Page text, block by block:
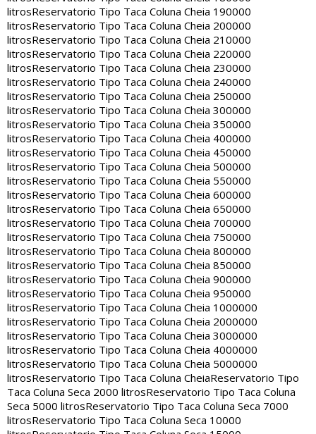
litrosReservatorio Tipo Taca Coluna Cheia 190000
litrosReservatorio Tipo Taca Coluna Cheia 200000
litrosReservatorio Tipo Taca Coluna Cheia 210000
litrosReservatorio Tipo Taca Coluna Cheia 220000
litrosReservatorio Tipo Taca Coluna Cheia 230000
litrosReservatorio Tipo Taca Coluna Cheia 240000
litrosReservatorio Tipo Taca Coluna Cheia 250000
litrosReservatorio Tipo Taca Coluna Cheia 300000
litrosReservatorio Tipo Taca Coluna Cheia 350000
litrosReservatorio Tipo Taca Coluna Cheia 400000
litrosReservatorio Tipo Taca Coluna Cheia 450000
litrosReservatorio Tipo Taca Coluna Cheia 500000
litrosReservatorio Tipo Taca Coluna Cheia 550000
litrosReservatorio Tipo Taca Coluna Cheia 600000
litrosReservatorio Tipo Taca Coluna Cheia 650000
litrosReservatorio Tipo Taca Coluna Cheia 700000
litrosReservatorio Tipo Taca Coluna Cheia 750000
litrosReservatorio Tipo Taca Coluna Cheia 800000
litrosReservatorio Tipo Taca Coluna Cheia 850000
litrosReservatorio Tipo Taca Coluna Cheia 900000
litrosReservatorio Tipo Taca Coluna Cheia 950000
litrosReservatorio Tipo Taca Coluna Cheia 1000000
litrosReservatorio Tipo Taca Coluna Cheia 2000000
litrosReservatorio Tipo Taca Coluna Cheia 3000000
litrosReservatorio Tipo Taca Coluna Cheia 4000000
litrosReservatorio Tipo Taca Coluna Cheia 5000000
litrosReservatorio Tipo Taca Coluna CheiaReservatorio Tipo
Taca Coluna Seca 2000 litrosReservatorio Tipo Taca Coluna
Seca 5000 litrosReservatorio Tipo Taca Coluna Seca 7000
litrosReservatorio Tipo Taca Coluna Seca 10000